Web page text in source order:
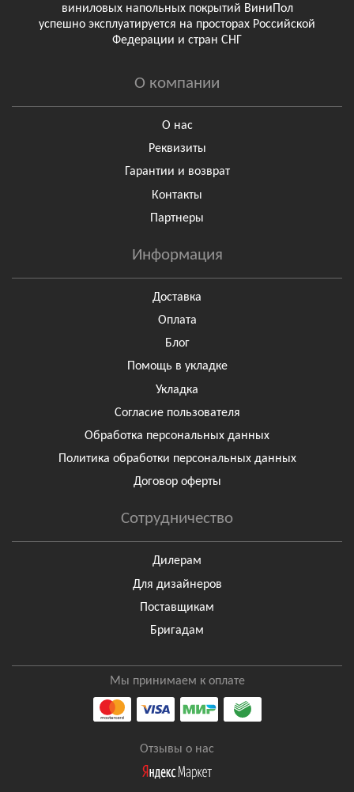
виниловых напольных покрытий ВиниПол
успешно эксплуатируется на просторах Российской
Федерации и стран СНГ
О компании
О нас
Реквизиты
Гарантии и возврат
Контакты
Партнеры
Информация
Доставка
Оплата
Блог
Помощь в укладке
Укладка
Согласие пользователя
Обработка персональных данных
Политика обработки персональных данных
Договор оферты
Сотрудничество
Дилерам
Для дизайнеров
Поставщикам
Бригадам
Мы принимаем к оплате
Отзывы о нас